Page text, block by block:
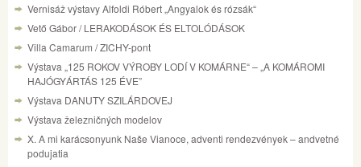
Vernisáž výstavy Alfoldi Róbert „Angyalok és rózsák“
Vető Gábor / LERAKODÁSOK ÉS ELTOLÓDÁSOK
Villa Camarum / ZICHY-pont
Výstava „125 ROKOV VÝROBY LODÍ V KOMÁRNE“ – „A KOMÁROMI
HAJÓGYÁRTÁS 125 ÉVE”
Výstava DANUTY SZILÁRDOVEJ
Výstava železničných modelov
X. A mi karácsonyunk Naše Vianoce, adventi rendezvények – andvetné
podujatia